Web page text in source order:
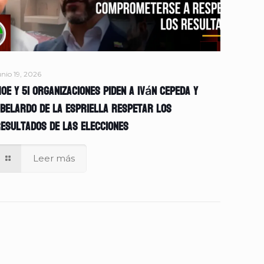
19, 2026
y 51 organizaciones piden a Iván Cepeda y
de la Espriella respetar los
de las elecciones
Leer más